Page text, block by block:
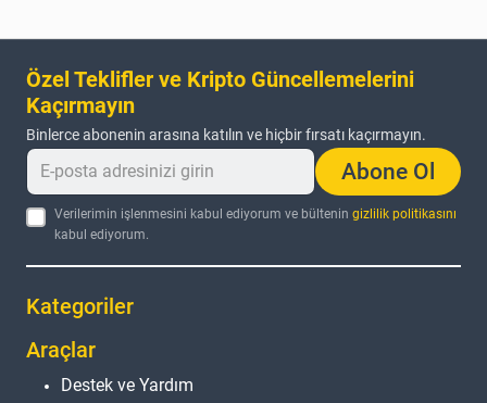
Özel Teklifler ve Kripto Güncellemelerini
Kaçırmayın
Binlerce abonenin arasına katılın ve hiçbir fırsatı kaçırmayın.
Abone Ol
Verilerimin işlenmesini kabul ediyorum ve bülteningizlilik politikasını
kabul ediyorum.
Kategoriler
Araçlar
Destek ve Yardım